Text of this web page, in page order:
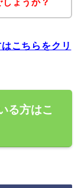
ょうか？
こちらをクリ
る方はこ